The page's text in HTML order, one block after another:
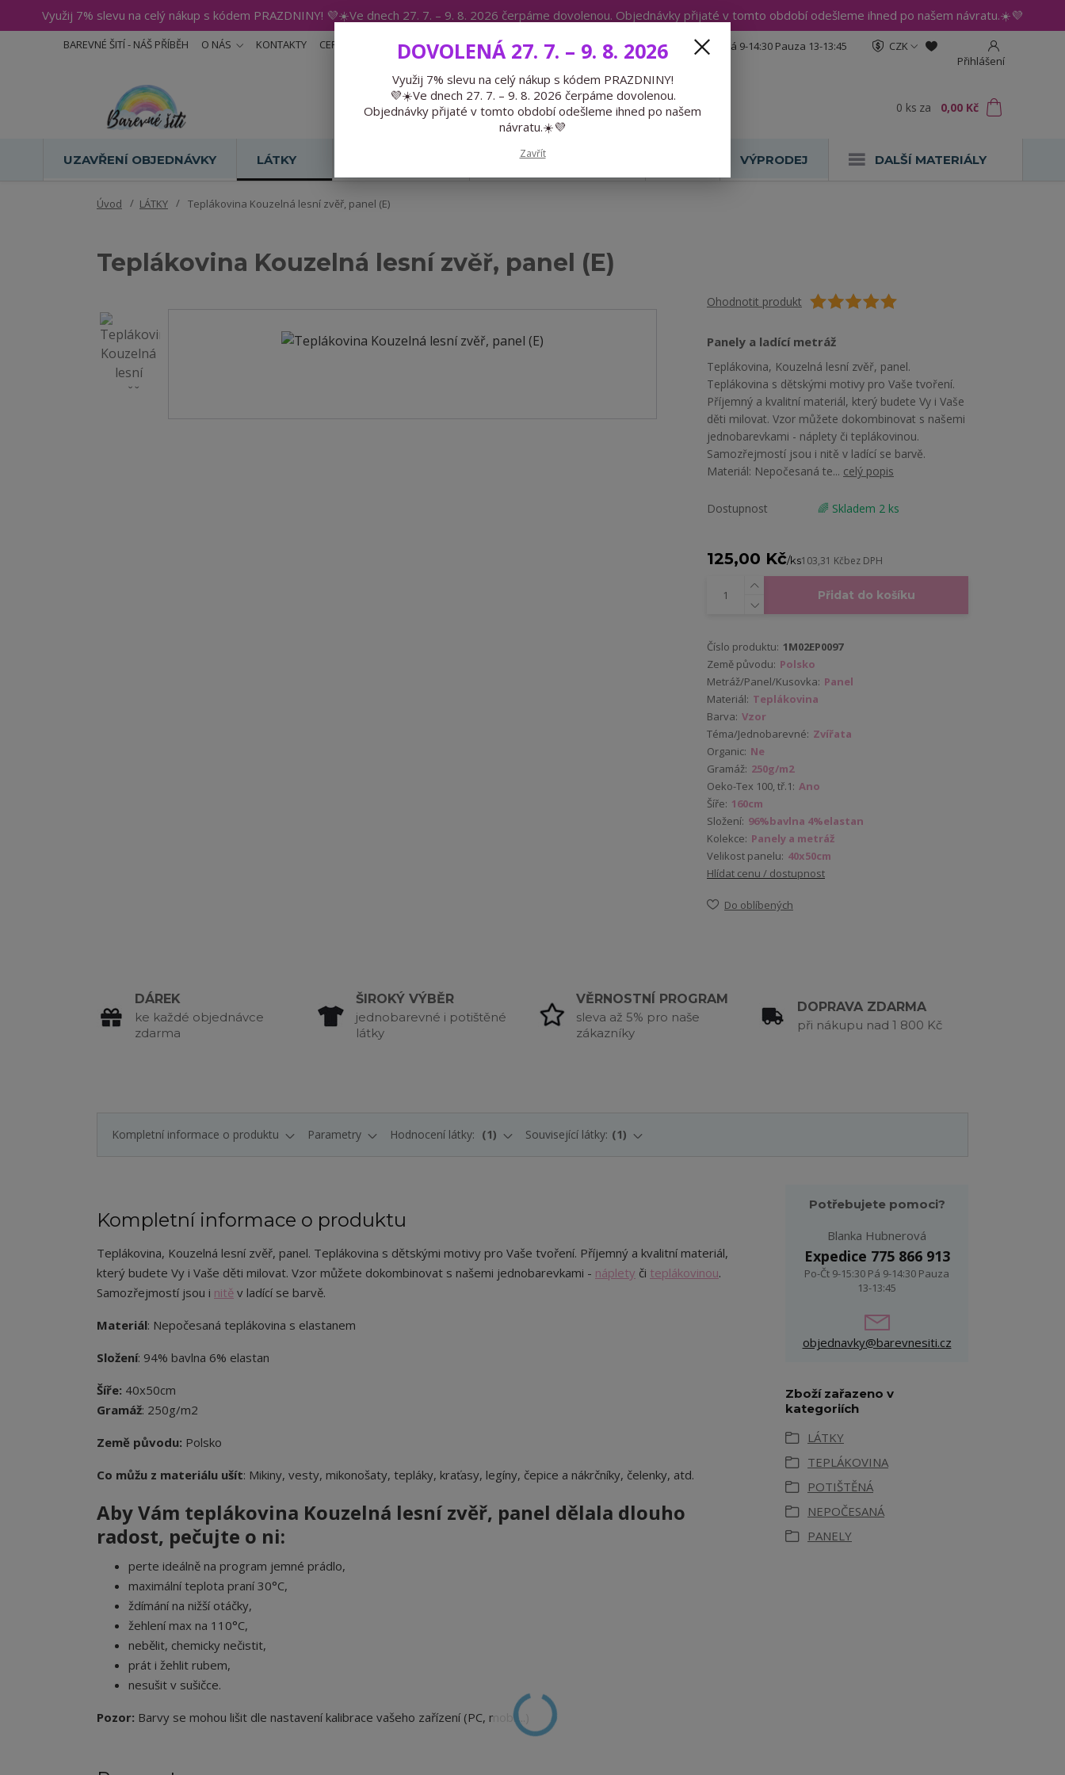
Využij 7% slevu na celý nákup s kódem PRAZDNINY! 💜☀️Ve dnech 27. 7. – 9. 8. 2026 čerpáme dovolenou. Objednávky přijaté v tomto období odešleme ihned po našem návratu.☀️💜
BAREVNÉ ŠITÍ - NÁŠ PŘÍBĚH O NÁS KONTAKTY CERTIFIKÁTY BLOG
CZK
Přihlášení
Hledat
Expedice 775 866 913 Po-Čt 9-15:30 Pá 9-14:30 Pauza 13-13:45
0 ks za 0,00 Kč
UZAVŘENÍ OBJEDNÁVKY LÁTKY PŘEDOBJEDNÁVKY VÝPRODEJ DALŠÍ MATERIÁLY
Úvod LÁTKY Teplákovina Kouzelná lesní zvěř, panel (E)
Teplákovina Kouzelná lesní zvěř, panel (E)
Ohodnotit produkt
Panely a ladící metráž
Teplákovina, Kouzelná lesní zvěř, panel.
Teplákovina s dětskými motivy pro Vaše tvoření.
Příjemný a kvalitní materiál, který budete Vy i Vaše
děti milovat. Vzor můžete dokombinovat s našemi
jednobarevkami - náplety či teplákovinou.
Samozřejmostí jsou i nitě v ladící se barvě.
Materiál: Nepočesaná te... celý popis
Dostupnost 🌈 Skladem 2 ks
125,00 Kč/ks103,31 Kčbez DPH
Přidat do košíku
Číslo produktu: 1M02EP0097
Země původu: Polsko
Metráž/Panel/Kusovka: Panel
Materiál: Teplákovina
Barva: Vzor
Téma/Jednobarevné: Zvířata
Organic: Ne
Gramáž: 250g/m2
Oeko-Tex 100, tř.1: Ano
Šíře: 160cm
Složení: 96%bavlna 4%elastan
Kolekce: Panely a metráž
Velikost panelu: 40x50cm
Hlídat cenu / dostupnost
Do oblíbených
DÁREK
ke každé objednávce
zdarma
ŠIROKÝ VÝBĚR
jednobarevné i potištěné
látky
VĚRNOSTNÍ PROGRAM
sleva až 5% pro naše
zákazníky
DOPRAVA ZDARMA
při nákupu nad 1 800 Kč
Kompletní informace o produktu Parametry Hodnocení látky: 1 Související látky: 1
Kompletní informace o produktu
Teplákovina, Kouzelná lesní zvěř, panel. Teplákovina s dětskými motivy pro Vaše tvoření. Příjemný a kvalitní materiál,
který budete Vy i Vaše děti milovat. Vzor můžete dokombinovat s našemi jednobarevkami - náplety či teplákovinou.
Samozřejmostí jsou i nitě v ladící se barvě.
Materiál: Nepočesaná teplákovina s elastanem
Složení: 94% bavlna 6% elastan
Šíře: 40x50cm
Gramáž: 250g/m2
Země původu: Polsko
Co můžu z materiálu ušít: Mikiny, vesty, mikonošaty, tepláky, kraťasy, legíny, čepice a nákrčníky, čelenky, atd.
Aby Vám teplákovina Kouzelná lesní zvěř, panel dělala dlouho
radost, pečujte o ni:
perte ideálně na program jemné prádlo,
maximální teplota praní 30°C,
ždímání na nižší otáčky,
žehlení max na 110°C,
nebělit, chemicky nečistit,
prát i žehlit rubem,
nesušit v sušičce.
Pozor: Barvy se mohou lišit dle nastavení kalibrace vašeho zařízení (PC, mobil...)
Potřebujete pomoci?
Blanka Hubnerová
Expedice 775 866 913
Po-Čt 9-15:30 Pá 9-14:30 Pauza
13-13:45
objednavky@barevnesiti.cz
Zboží zařazeno v
kategoriích
LÁTKY
TEPLÁKOVINA
POTIŠTĚNÁ
NEPOČESANÁ
PANELY
DOVOLENÁ 27. 7. – 9. 8. 2026
Využij 7% slevu na celý nákup s kódem PRAZDNINY!
💜☀️Ve dnech 27. 7. – 9. 8. 2026 čerpáme dovolenou.
Objednávky přijaté v tomto období odešleme ihned po našem
návratu.☀️💜
Zavřít